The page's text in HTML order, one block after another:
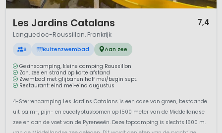
Les Jardins Catalans 7,4
Languedoc-Roussillon, Frankrijk
S Buitenzwembad Aan zee
Gezinscamping, kleine camping Roussillon
Zon, zee en strand op korte afstand
Zwembad met glijbanen half mei/begin sept.
Restaurant: eind mei-eind augustus
4-Sterrencamping Les Jardins Catalans is een oase van groen, bestaande
uit palm-, pijn- en eucalyptusbomen op 1500 meter van de Middellandse
zee en aan de voet van de Pyreneeën. Deze topcamping is slechts 1500 m.